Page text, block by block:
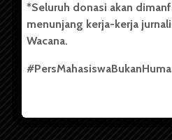
*Seluruh donasi akan
menunjang kerja-kerja
Wacana.